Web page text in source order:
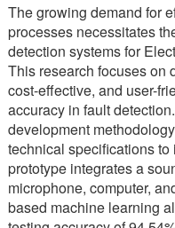
The growing demand for
processes necessitates
detection systems for
This research focuses on
cost-effective, and user-
accuracy in fault
development
technical specifications
prototype integrates a
microphone, computer,
based machine learning